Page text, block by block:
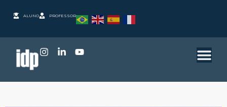
ALUNO PROFESSOR